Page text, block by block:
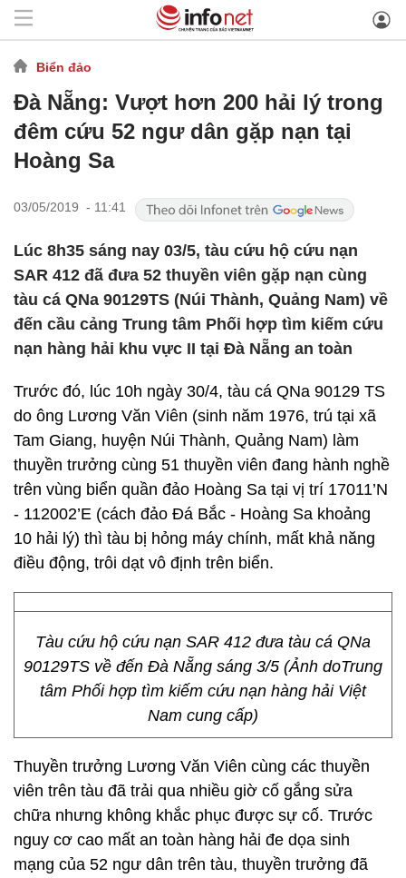
Biển đảo
Đà Nẵng: Vượt hơn 200 hải lý trong
đêm cứu 52 ngư dân gặp nạn tại
Hoàng Sa
03/05/2019 - 11:41
Lúc 8h35 sáng nay 03/5, tàu cứu hộ cứu nạn
SAR 412 đã đưa 52 thuyền viên gặp nạn cùng
tàu cá QNa 90129TS (Núi Thành, Quảng Nam) về
đến cầu cảng Trung tâm Phối hợp tìm kiếm cứu
nạn hàng hải khu vực II tại Đà Nẵng an toàn
Trước đó, lúc 10h ngày 30/4, tàu cá QNa 90129 TS
do ông Lương Văn Viên (sinh năm 1976, trú tại xã
Tam Giang, huyện Núi Thành, Quảng Nam) làm
thuyền trưởng cùng 51 thuyền viên đang hành nghề
trên vùng biển quần đảo Hoàng Sa tại vị trí 17011’N
- 112002’E (cách đảo Đá Bắc - Hoàng Sa khoảng
10 hải lý) thì tàu bị hỏng máy chính, mất khả năng
điều động, trôi dạt vô định trên biển.
Tàu cứu hộ cứu nạn SAR 412 đưa tàu cá QNa
90129TS về đến Đà Nẵng sáng 3/5 (Ảnh doTrung
tâm Phối hợp tìm kiếm cứu nạn hàng hải Việt
Nam cung cấp)
Thuyền trưởng Lương Văn Viên cùng các thuyền
viên trên tàu đã trải qua nhiều giờ cố gắng sửa
chữa nhưng không khắc phục được sự cố. Trước
nguy cơ cao mất an toàn hàng hải đe dọa sinh
mạng của 52 ngư dân trên tàu, thuyền trưởng đã